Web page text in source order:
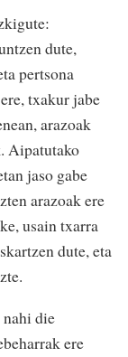
dute,
pertsona
txakur jabe
arazoak
Aipatutako
jaso gabe
arazoak ere
usain txarra
dute, eta
die
ere